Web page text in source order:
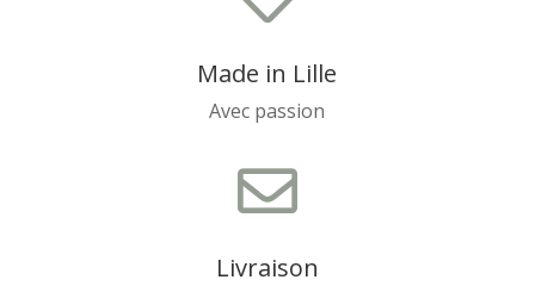
Made in Lille
Avec passion

Livraison